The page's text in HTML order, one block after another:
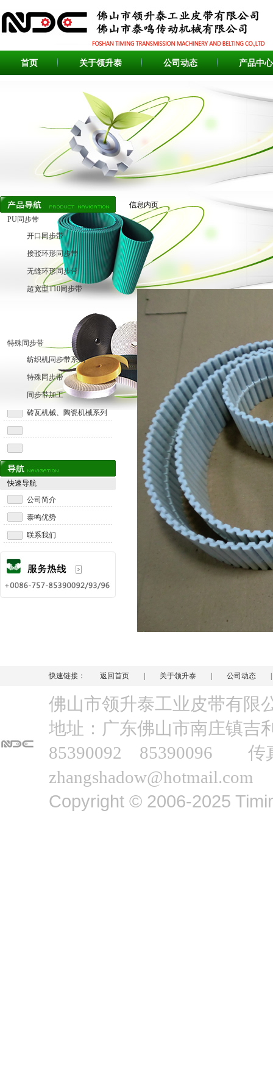
首页 关于领升泰 公司动态 产品中心
PU同步带
开口同步带
接驳环形同步带
无缝环形同步带
超宽型T10同步带
特殊同步带
纺织机同步带系列
特殊同步带
同步带加工
砖瓦机械、陶瓷机械系列
快速导航
公司简介
泰鸣优势
联系我们
信息内页
快速链接： 返回首页 关于领升泰 公司动态
佛山市领升泰工业皮带
地址：广东佛山市南庄镇
85390092 85390096 传
zhangshadow@hotmail.com
Copyright © 2006-2025